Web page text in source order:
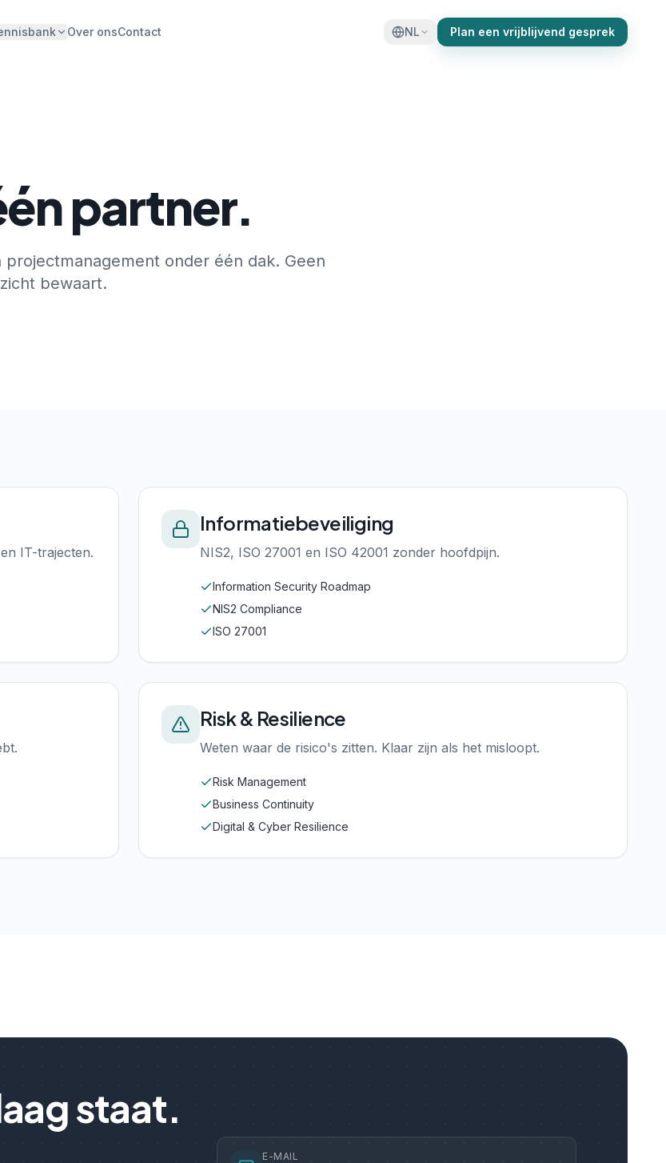
Over onsContact NL Plan een vrijblijvend gesprek
partner.
onder één dak. Geen
bewaart.
IT-trajecten.
Informatiebeveiliging
NIS2, ISO 27001 en ISO 42001 zonder hoofdpijn.
Information Security Roadmap
NIS2 Compliance
ISO 27001
Risk & Resilience
Weten waar de risico's zitten. Klaar zijn als het misloopt.
Risk Management
Business Continuity
Digital & Cyber Resilience
staat.
E-MAIL